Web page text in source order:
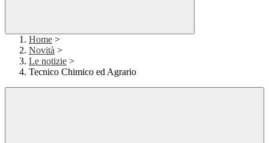
Home >
Novità >
Le notizie >
Tecnico Chimico ed Agrario